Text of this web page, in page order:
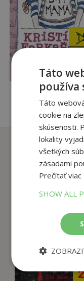
tento
Táto
používa
Táto
cookie na
skúsenosti.
lokality
všetkých
zásadami
Prečítať viac
SHOW ALL